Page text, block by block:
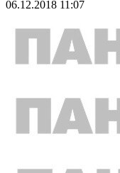
06.12.2018 11:07